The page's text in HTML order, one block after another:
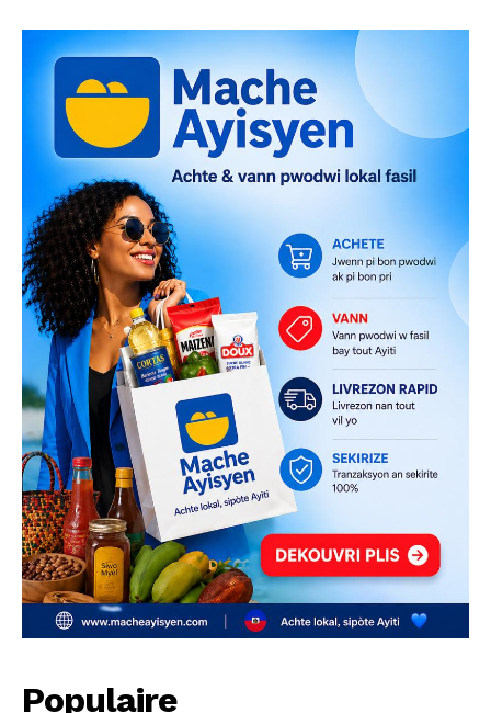
Populaire